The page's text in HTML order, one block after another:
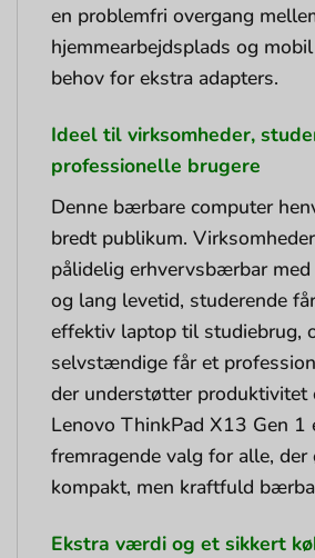
en problemfri overgang
hjemmearbejdsplads og
behov for ekstra adapters.
Ideel til virksomheder,
professionelle brugere
Denne bærbare computer
bredt publikum.
pålidelig erhvervsbærbar
og lang levetid, studerende
effektiv laptop til studiebrug,
selvstændige får et
der understøtter produktivitet
Lenovo ThinkPad X13 Gen 1
fremragende valg for alle, der
kompakt, men kraftfuld
Ekstra værdi og et sikkert